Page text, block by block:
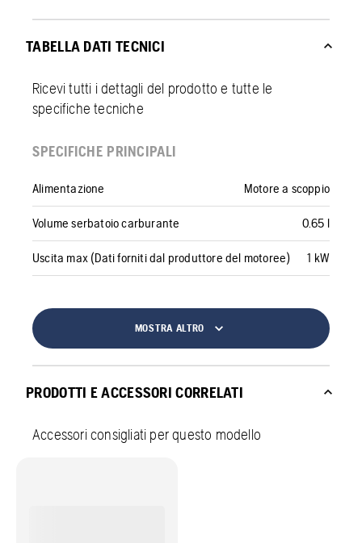
TABELLA DATI TECNICI
Ricevi tutti i dettagli del prodotto e tutte le
specifiche tecniche
SPECIFICHE PRINCIPALI
Alimentazione Motore a scoppio
Volume serbatoio carburante 0.65 l
Uscita max (Dati forniti dal produttore del motoree) 1 kW
MOSTRA ALTRO
PRODOTTI E ACCESSORI CORRELATI
Accessori consigliati per questo modello